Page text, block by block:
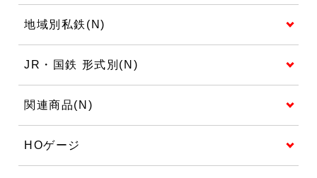
地域別私鉄(N)
JR・国鉄 形式別(N)
関連商品(N)
HOゲージ